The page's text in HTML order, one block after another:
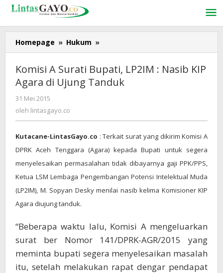
Lewati
konten
Homepage » Hukum »
A
Bupati,
LP2IM
di
Ujung
Komisi A Surati Bupati, LP2IM : Nasib KIP
Agara di Ujung Tanduk
31 Mei 2015
lintasgayo.co
oleh lintasgayo.co
Kutacane-LintasGayo.co : Terkait surat yang dikirim Komisi A
DPRK Aceh Tenggara (Agara) kepada Bupati untuk segera
menyelesaikan permasalahan tidak dibayarnya gaji PPK/PPS,
Ketua LSM Lembaga Pengembangan Potensi Intelektual Muda
(LP2IM), M. Sopyan Desky menilai nasib kelima Komisioner KIP
Agara diujung tanduk.
“Beberapa waktu lalu, Komisi A mengeluarkan
surat ber Nomor 141/DPRK-AGR/2015 yang
meminta bupati segera menyelesaikan masalah
itu, setelah melakukan rapat dengar pendapat